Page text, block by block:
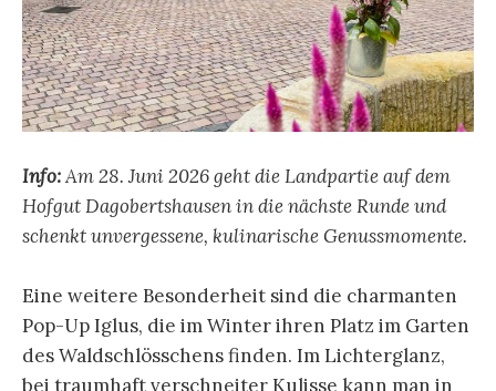
Info:Am 28. Juni 2026 geht die Landpartie auf dem
Hofgut Dagobertshausen in die nächste Runde und
schenkt unvergessene, kulinarische Genussmomente.
Eine weitere Besonderheit sind die charmanten
Pop-Up Iglus, die im Winter ihren Platz im Garten
des Waldschlösschens finden. Im Lichterglanz,
bei traumhaft verschneiter Kulisse kann man in